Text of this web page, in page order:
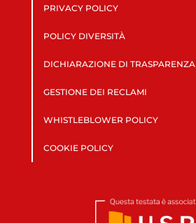
PRIVACY POLICY
POLICY DIVERSITÀ
DICHIARAZIONE DI TRASPARENZA
GESTIONE DEI RECLAMI
WHISTLEBLOWER POLICY
COOKIE POLICY